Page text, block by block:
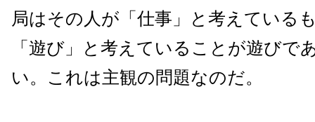
局はその人が「仕事」と考えている
「遊び」と考えていることが遊びで
い。これは主観の問題なのだ。